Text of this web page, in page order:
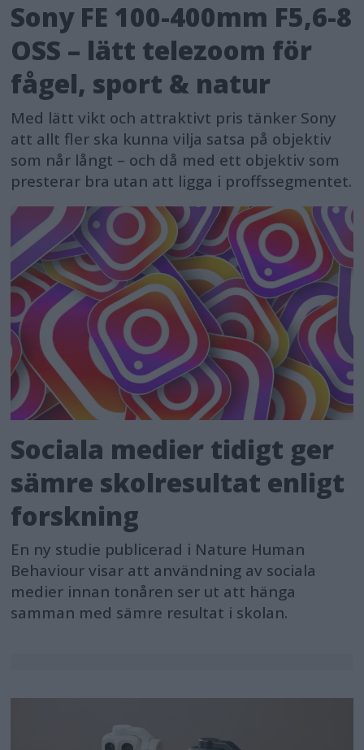
Sony FE 100-400mm F5,6-8
OSS – lätt telezoom för
fågel, sport & natur
Med lätt vikt och attraktivt pris tänker Sony
att allt fler ska kunna vilja satsa på objektiv
som når långt – och då med ett objektiv som
presterar bra utan att ligga i proffssegmentet.
Sociala medier tidigt ger
sämre skolresultat enligt
forskning
En ny studie publicerad i Nature Human
Behaviour visar att användning av sociala
medier innan tonåren ser ut att hänga
samman med sämre resultat i skolan.